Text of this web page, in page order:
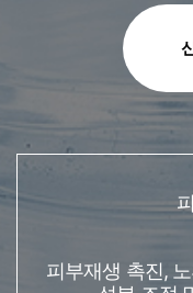
피부재생 촉진,